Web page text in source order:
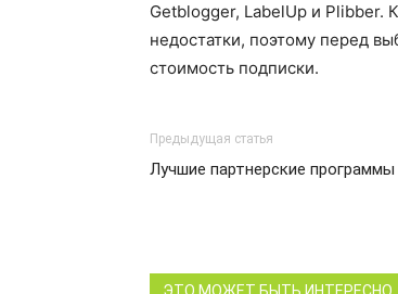
Getblogger, LabelUp и Plibber.
недостатки, поэтому перед
стоимость подписки.
Предыдущая статья
Лучшие партнерские программы